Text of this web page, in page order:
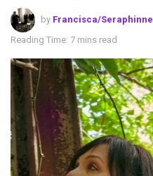
by Francisca/Seraphinne
Reading Time: 7 mins read